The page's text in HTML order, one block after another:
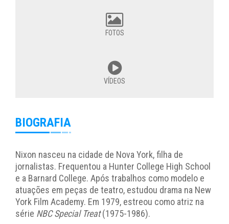
FOTOS
VÍDEOS
BIOGRAFIA
Nixon nasceu na cidade de Nova York, filha de
jornalistas. Frequentou a Hunter College High School
e a Barnard College. Após trabalhos como modelo e
atuações em peças de teatro, estudou drama na New
York Film Academy. Em 1979, estreou como atriz na
série NBC Special Treat(1975-1986).